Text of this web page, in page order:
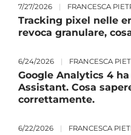
7/27/2026 | FRANCESCA
Tracking pixel nelle
revoca granulare,
6/24/2026 | FRANCESCA
Google Analytics 4
Assistant. Cosa
correttamente.
6/22/2026 | FRANCESCA